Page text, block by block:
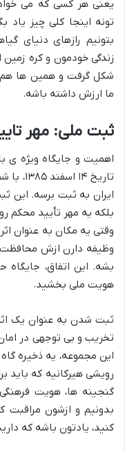
یعنی هر کسی که می
تونه اینجا کلی چیز
بتونیم رازهای دنیای
زندگی خودمون و کره
شکل گرفت و همین ها هم
ما ارزش داشته باشه.
ثبت ملی: مهر
اهمیت و جایگاه ویژه ی
ایران به ثبت برسه. این
بلکه یه مهر تأیید محکم
وقتی یه مکان به عنوان
وظیفه دارن ازش
بشه. این اتفاق،
هویت ملی بخشید.
ثبت شدن به عنوان یک
تخریب و بی توجهی در
این مجموعه، یه ذخیره
رویشی هیرکانیه که باید
گنجینه ها، هویت
بدونیم و ازشون
کنید، یادتون باشه که